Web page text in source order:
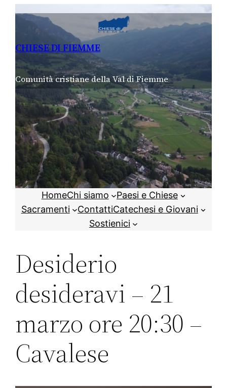
CHIESE DI FIEMME
Comunità cristiane della Val di Fiemme
HomeChi siamo
Paesi e Chiese
Sacramenti
ContattiCatechesi e Giovani
Sostienici
Desiderio
desideravi – 21
marzo ore 20:30 –
Cavalese